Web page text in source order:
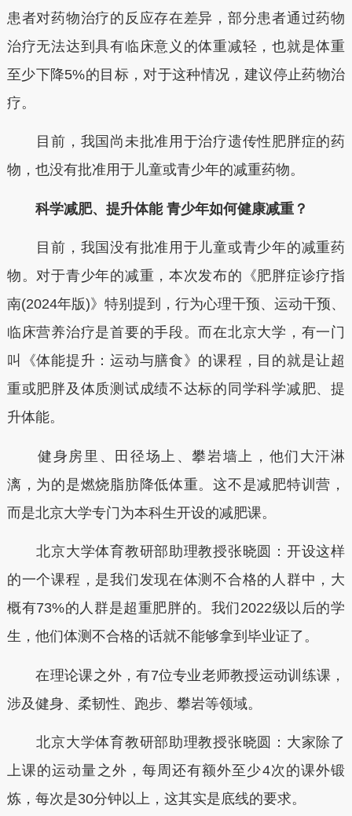
患者对药物治疗的反应存在差异，部分患者通过药物
治疗无法达到具有临床意义的体重减轻，也就是体重
至少下降5%的目标，对于这种情况，建议停止药物治
疗。
目前，我国尚未批准用于治疗遗传性肥胖症的药
物，也没有批准用于儿童或青少年的减重药物。
科学减肥、提升体能 青少年如何健康减重？
目前，我国没有批准用于儿童或青少年的减重药
物。对于青少年的减重，本次发布的《肥胖症诊疗指
南(2024年版)》特别提到，行为心理干预、运动干预、
临床营养治疗是首要的手段。而在北京大学，有一门
叫《体能提升：运动与膳食》的课程，目的就是让超
重或肥胖及体质测试成绩不达标的同学科学减肥、提
升体能。
健身房里、田径场上、攀岩墙上，他们大汗淋
漓，为的是燃烧脂肪降低体重。这不是减肥特训营，
而是北京大学专门为本科生开设的减肥课。
北京大学体育教研部助理教授张晓圆：开设这样
的一个课程，是我们发现在体测不合格的人群中，大
概有73%的人群是超重肥胖的。我们2022级以后的学
生，他们体测不合格的话就不能够拿到毕业证了。
在理论课之外，有7位专业老师教授运动训练课，
涉及健身、柔韧性、跑步、攀岩等领域。
北京大学体育教研部助理教授张晓圆：大家除了
上课的运动量之外，每周还有额外至少4次的课外锻
炼，每次是30分钟以上，这其实是底线的要求。